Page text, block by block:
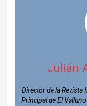
Julián
Director de la Revista
Principal de El